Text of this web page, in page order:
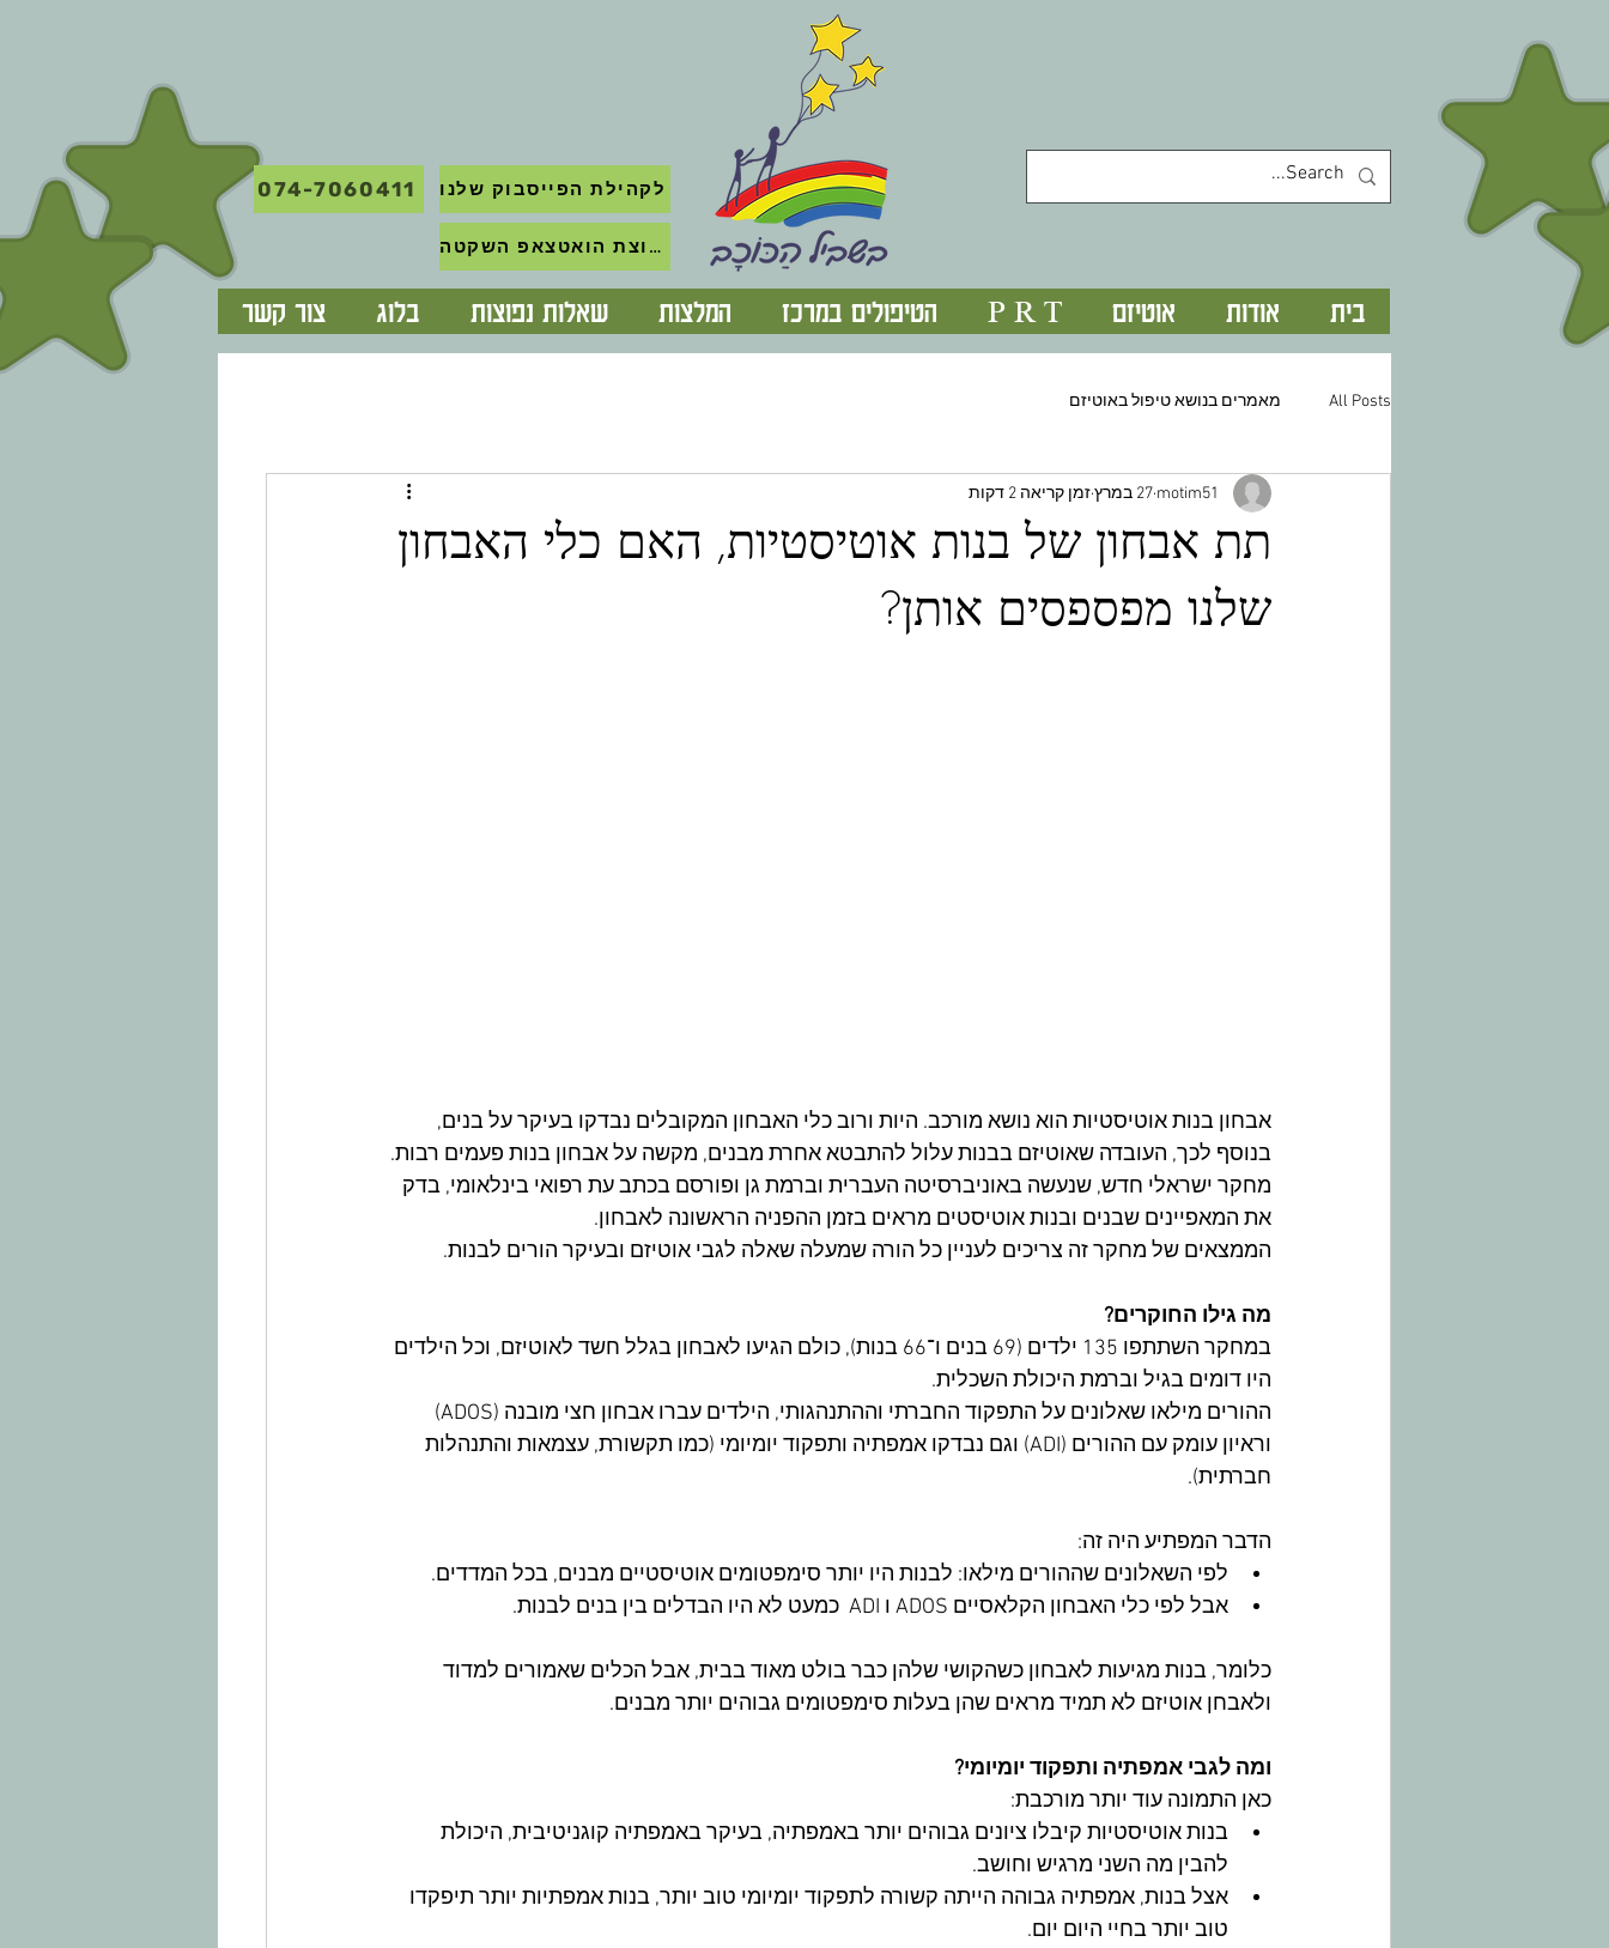
בית אודות אוטיזם P R T הטיפולים במרכז המלצות שאלות נפוצות בלוג צור קשר
074-7060411 לקהילת הפייסבוק שלנו
לקבוצת הואטצאפ השקטה
All Posts מאמרים בנושא טיפול באוטיזם
תת אבחון של בנות אוטיסטיות, האם כלי האבחון
שלנו מפספסים אותן?
motim51 27 במרץ זמן קריאה 2 דקות
אבחון בנות אוטיסטיות הוא נושא מורכב. היות ורוב כלי האבחון המקובלים נבדקו בעיקר על בנים,
בנוסף לכך, העובדה שאוטיזם בבנות עלול להתבטא אחרת מבנים, מקשה על אבחון בנות פעמים רבות.
מחקר ישראלי חדש, שנעשה באוניברסיטה העברית וברמת גן ופורסם בכתב עת רפואי בינלאומי, בדק
את המאפיינים שבנים ובנות אוטיסטים מראים בזמן ההפניה הראשונה לאבחון.​
הממצאים של מחקר זה צריכים לעניין כל הורה שמעלה שאלה לגבי אוטיזם ובעיקר הורים לבנות.
מה גילו החוקרים?
במחקר השתתפו 135 ילדים (69 בנים ו־66 בנות), כולם הגיעו לאבחון בגלל חשד לאוטיזם, וכל הילדים
היו דומים בגיל וברמת היכולת השכלית.
​ההורים מילאו שאלונים על התפקוד החברתי וההתנהגותי, הילדים עברו אבחון חצי מובנה (ADOS)
וראיון עומק עם ההורים (ADI) וגם נבדקו אמפתיה ותפקוד יומיומי (כמו תקשורת, עצמאות והתנהלות
חברתית).​
הדבר המפתיע היה זה:
לפי השאלונים שההורים מילאו: לבנות היו יותר סימפטומים אוטיסטיים מבנים, בכל המדדים.​
אבל לפי כלי האבחון הקלאסיים ADOS ו ADI
כמעט לא היו הבדלים בין בנים לבנות.​
כלומר, בנות מגיעות לאבחון כשהקושי שלהן כבר בולט מאוד בבית, אבל הכלים שאמורים למדוד
ולאבחן אוטיזם לא תמיד מראים שהן בעלות סימפטומים גבוהים יותר מבנים.
ומה לגבי אמפתיה ותפקוד יומיומי?
כאן התמונה עוד יותר מורכבת:
בנות אוטיסטיות קיבלו ציונים גבוהים יותר באמפתיה, בעיקר באמפתיה קוגניטיבית, היכולת
להבין מה השני מרגיש וחושב.​
אצל בנות, אמפתיה גבוהה הייתה קשורה לתפקוד יומיומי טוב יותר, בנות אמפתיות יותר תיפקדו
טוב יותר בחיי היום יום.​